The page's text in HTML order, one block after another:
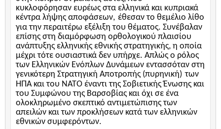
κυκλοφόρησαν ευρέως στα ελληνικά και κυπριακά
κέντρα λήψης αποφάσεων, έθεσαν το θεμέλιο λίθο
για την περαιτέρω εξέλιξη του θέματος. Συνέβαλαν
επίσης στη διαμόρφωση ορθολογικού πλαισίου
ανάπτυξης ελληνικής εθνικής στρατηγικής, η οποία
μέχρι τότε ουσιαστικά δεν υπήρχε. Απλώς ο ρόλος
των Ελληνικών Ενόπλων Δυνάμεων εντασσόταν στη
γενικότερη Στρατηγική Αποτροπής (πυρηνική) των
ΗΠΑ και του ΝΑΤΟ έναντι της Σοβιετικής Ένωσης και
του Συμφώνου της Βαρσοβίας και όχι σε ένα
ολοκληρωμένο σκεπτικό αντιμετώπισης των
απειλών και των προκλήσεων κατά των ελληνικών
εθνικών συμφερόντων.